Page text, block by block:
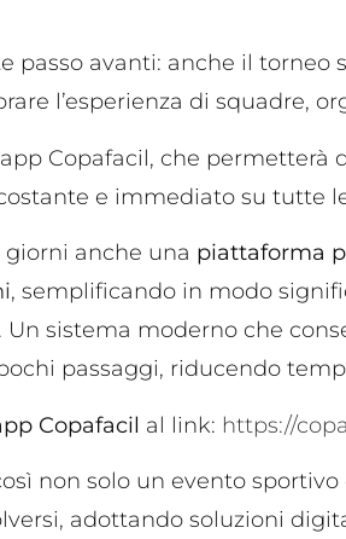
passo avanti: anche il
l’esperienza di squadre,
Copafacil, che permetterà
e immediato su tutte
anche una piattaforma
, semplificando in modo
sistema moderno che
passaggi, riducendo
Copafacil al link: https://
non solo un evento
adottando soluzioni